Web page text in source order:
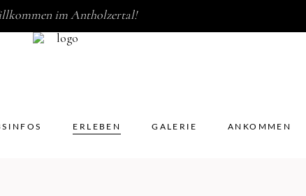
im Antholzertal!
ERLEBEN GALERIE ANKOMMEN